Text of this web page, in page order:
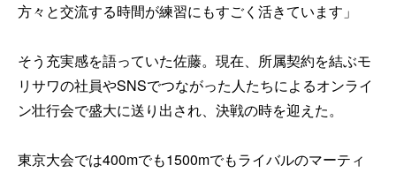
方々と交流する時間が練習にもすごく活きています」
そう充実感を語っていた佐藤。現在、所属契約を結ぶモ
リサワの社員やSNSでつながった人たちによるオンライ
ン壮行会で盛大に送り出され、決戦の時を迎えた。
東京大会では400mでも1500mでもライバルのマーティ